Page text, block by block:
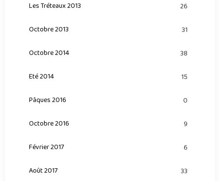
Les Tréteaux 2013 26
Octobre 2013 31
Octobre 2014 38
Eté 2014 15
Pâques 2016 0
Octobre 2016 9
Février 2017 6
Août 2017 33